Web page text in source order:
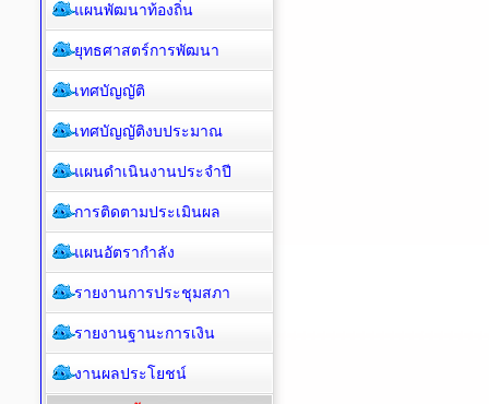
แผนพัฒนาท้องถิ่น
ยุทธศาสตร์การพัฒนา
เทศบัญญัติ
เทศบัญญัติงบประมาณ
แผนดำเนินงานประจำปี
การติดตามประเมินผล
แผนอัตรากำลัง
รายงานการประชุมสภา
รายงานฐานะการเงิน
งานผลประโยชน์